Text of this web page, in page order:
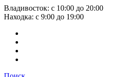
Владивосток: с 10:00 до 20:00
Находка: с 9:00 до 19:00